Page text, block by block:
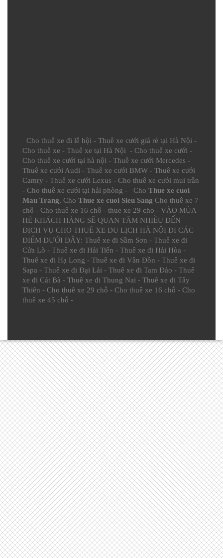
Cho thuê xe đi lễ hội - Thuê xe cưới giá rẻ tại Hà Nội -
Cho thuê xe - Thuê xe tại Hà Nội - Cho thuê xe cưới -
Cho thuê xe cưới tại hà nội - Thuê xe cưới Mercedes -
Thuê xe cưới Audi - Thuê xe cưới BMW - Thuê xe cưới
Camry - Thuê xe cưới Lexus - Cho thuê xe cưới mui trần
- Cho thuê xe cưới tại hải phòng - Cho Thue xe cuoi
Mau Trang, Cho Thue xe cuoi Sieu Sang Cho thuê xe 7
chỗ - Cho thuê xe 16 chỗ - thue xe 29 cho - VÀO MÙA
HÈ KHÁCH HÀNG SẼ QUAN TÂM NHIỀU ĐẾN
DỊCH VỤ CHO THUÊ XE DU LỊCH HÀ NỘI ĐI CÁC
ĐIỂM DƯỚI ĐÂY: Thuê xe đi Sầm Sơn - Thuê xe đi
Cửa Lò - Thuê xe đi Hải Tiến - Thuê xe đi Hải Hòa -
Thuê xe đi Hạ Long - Thuê xe đi Vân Đồn - Thuê xe đi
Sapa - Thuê xe đi Đại Lải - Thuê xe đi Tam Đảo - Thuê
xe đi Cát Bà - Thuê xe đi Thung Nai - Thuê xe đi Tây
Thiên - Cho thuê xe 29 chỗ - Cho thuê xe 16 chỗ - Cho
thuê xe 45 chỗ -